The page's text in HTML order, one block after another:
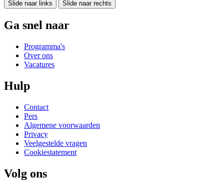
Slide naar links Slide naar rechts
Ga snel naar
Programma's
Over ons
Vacatures
Hulp
Contact
Pers
Algemene voorwaarden
Privacy
Veelgestelde vragen
Cookiestatement
Volg ons